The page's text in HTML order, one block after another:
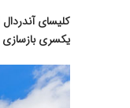
یکسری بازسازی